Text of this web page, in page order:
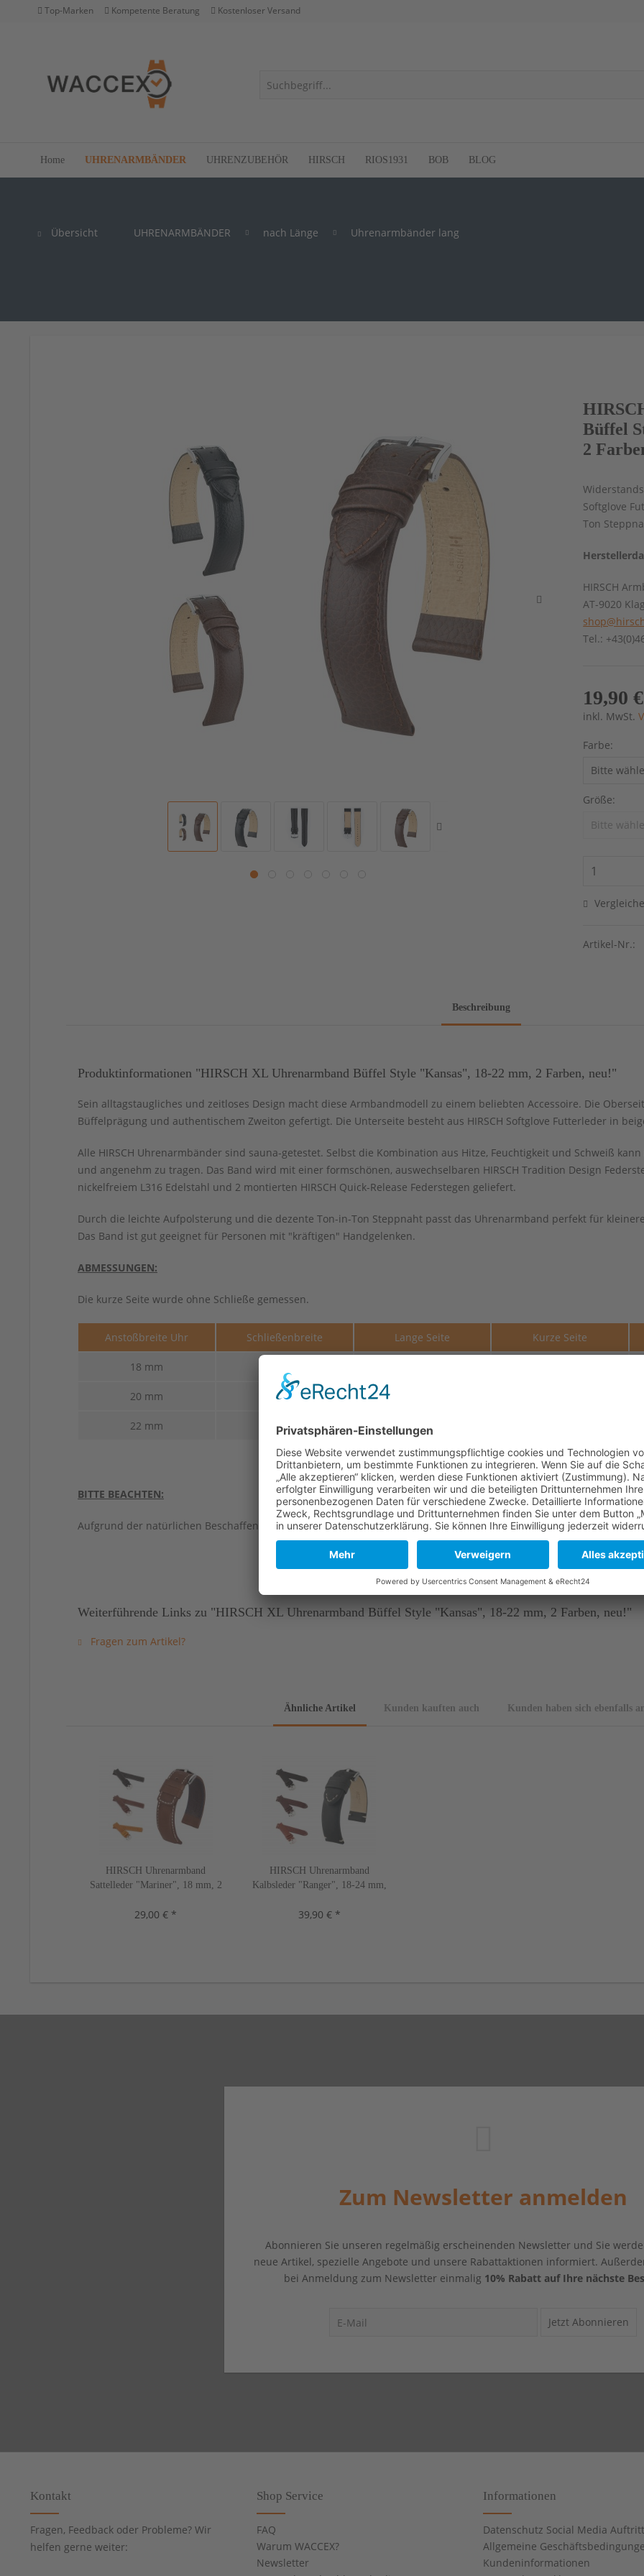
Top-Marken Kompetente Beratung Kostenloser Versand
Home UHRENARMBÄNDER UHRENZUBEHÖR HIRSCH RIOS1931 BOB BLOG
Übersicht UHRENARMBÄNDER nach Länge Uhrenarmbänder lang
Büffel
2
Softglove
Ton
HIRSCH
AT-9020
Tel.:
19,90
inkl. MwSt.
Farbe:
Größe:
Artikel-Nr.:
Beschreibung
Produktinformationen "HIRSCH XL Uhrenarmband Büffel Style "Kansas", 18-22 mm, 2 Farben, neu!"
Sein alltagstaugliches und zeitloses Design macht diese Armbandmodell zu einem beliebten Accessoire. Die
Büffelprägung und authentischem Zweiton gefertigt. Die Unterseite besteht aus HIRSCH Softglove Futterleder in
Alle HIRSCH Uhrenarmbänder sind sauna-getestet. Selbst die Kombination aus Hitze, Feuchtigkeit und Schweiß
und angenehm zu tragen. Das Band wird mit einer formschönen, auswechselbaren HIRSCH Tradition Design
nickelfreiem L316 Edelstahl und 2 montierten HIRSCH Quick-Release Federstegen geliefert.
Durch die leichte Aufpolsterung und die dezente Ton-in-Ton Steppnaht passt das Uhrenarmband perfekt für
Das Band ist gut geeignet für Personen mit "kräftigen" Handgelenken.
ABMESSUNGEN:
Die kurze Seite wurde ohne Schließe gemessen.
Anstoßbreite Uhr Schließenbreite Lange Seite Kurze Seite
18 mm
20 mm 18 mm
22 mm 20 mm 120 mm
BITTE BEACHTEN:
Aufgrund der natürlichen Beschaffenheit von Leder und des Gerbprozesses kann es zu kleinen Unterschieden in
Weiterführende Links zu "HIRSCH XL Uhrenarmband Büffel Style "Kansas", 18-22 mm, 2 Farben, neu!"
Fragen zum Artikel?
Ähnliche Artikel Kunden kauften auch Kunden haben sich ebenfalls
HIRSCH Uhrenarmband
Sattelleder "Mariner", 18 mm, 2
29,00 € *
HIRSCH Uhrenarmband
Kalbsleder "Ranger", 18-24 mm,
39,90 € *
Zum Newsletter anmelden
Abonnieren Sie unseren regelmäßig erscheinenden Newsletter und Sie
neue Artikel, spezielle Angebote und unsere Rabattaktionen informiert.
bei Anmeldung zum Newsletter einmalig 10% Rabatt auf Ihre nächste
Jetzt Abonnieren
Kontakt
Fragen, Feedback oder Probleme? Wir
helfen gerne weiter:
Shop Service
FAQ
Warum WACCEX?
Newsletter
Informationen
Datenschutz Social Media Auftritt
Allgemeine
Kundeninformationen